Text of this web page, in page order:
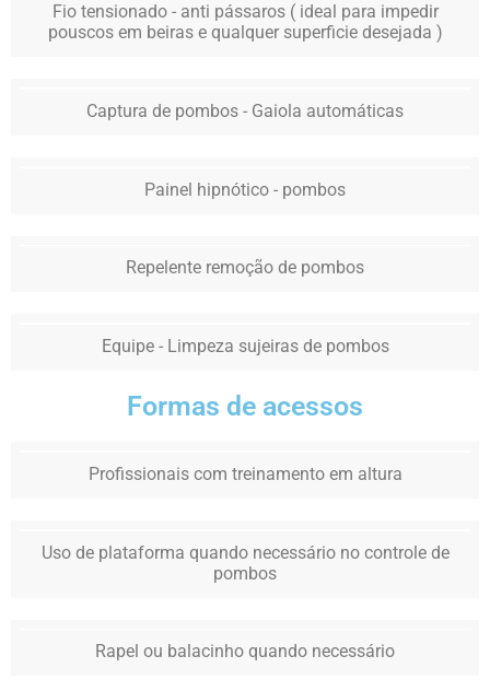
Fio tensionado - anti pássaros ( ideal para impedir
pouscos em beiras e qualquer superficie desejada )
Captura de pombos - Gaiola automáticas
Painel hipnótico - pombos
Repelente remoção de pombos
Equipe - Limpeza sujeiras de pombos
Formas de acessos
Profissionais com treinamento em altura
Uso de plataforma quando necessário no controle de
pombos
Rapel ou balacinho quando necessário